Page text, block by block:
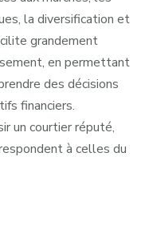
la diversification et
grandement
en permettant
des décisions
financiers.
un courtier réputé,
à celles du